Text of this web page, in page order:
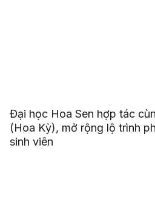
Đại học Hoa Sen hợp tác
(Hoa Kỳ), mở rộng lộ trình
sinh viên